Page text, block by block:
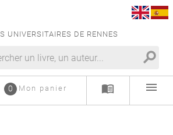
UNIVERSITAIRES DE RENNES
search
Mon panier
0 menu_book menu